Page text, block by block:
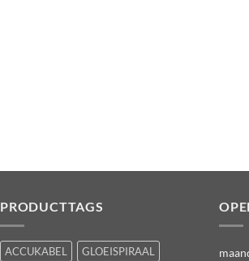
PRODUCTTAGS
ACCUKABEL
GLOEISPIRAAL